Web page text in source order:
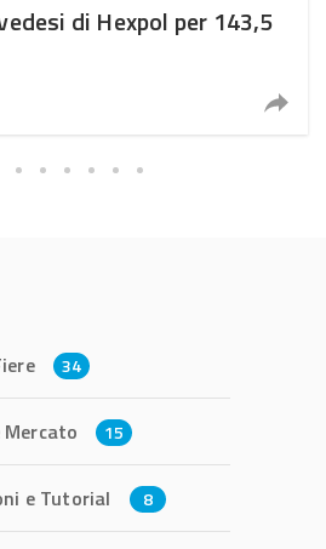
di Hexpol per 143,5
34
Mercato 15
e Tutorial 8